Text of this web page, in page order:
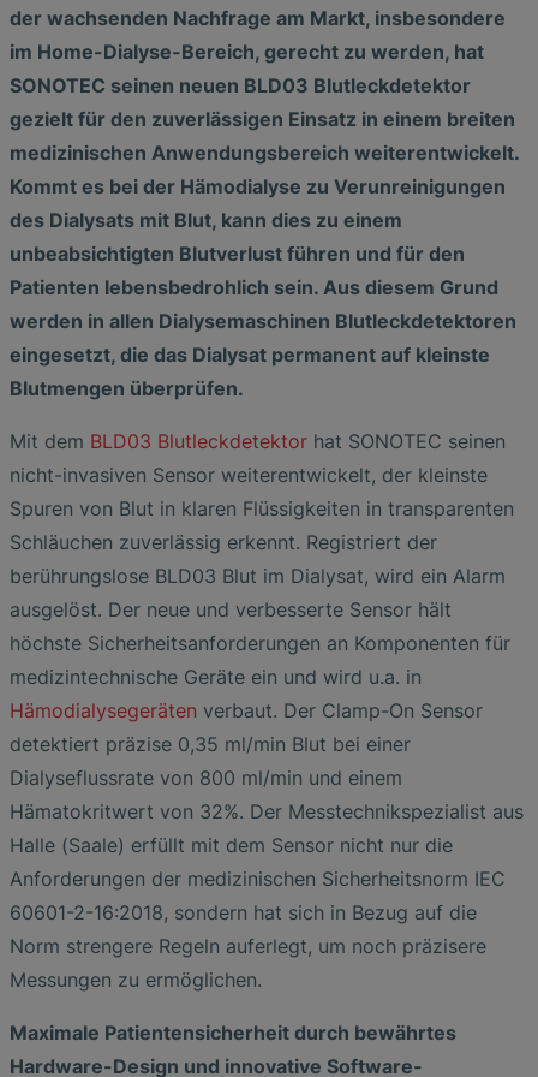
der wachsenden Nachfrage am Markt, insbesondere
im Home-Dialyse-Bereich, gerecht zu werden, hat
SONOTEC seinen neuen BLD03 Blutleckdetektor
gezielt für den zuverlässigen Einsatz in einem breiten
medizinischen Anwendungsbereich weiterentwickelt.
Kommt es bei der Hämodialyse zu Verunreinigungen
des Dialysats mit Blut, kann dies zu einem
unbeabsichtigten Blutverlust führen und für den
Patienten lebensbedrohlich sein. Aus diesem Grund
werden in allen Dialysemaschinen Blutleckdetektoren
eingesetzt, die das Dialysat permanent auf kleinste
Blutmengen überprüfen.
Mit dem BLD03 Blutleckdetektor hat SONOTEC seinen
nicht-invasiven Sensor weiterentwickelt, der kleinste
Spuren von Blut in klaren Flüssigkeiten in transparenten
Schläuchen zuverlässig erkennt. Registriert der
berührungslose BLD03 Blut im Dialysat, wird ein Alarm
ausgelöst. Der neue und verbesserte Sensor hält
höchste Sicherheitsanforderungen an Komponenten für
medizintechnische Geräte ein und wird u.a. in
Hämodialysegeräten verbaut. Der Clamp-On Sensor
detektiert präzise 0,35 ml/min Blut bei einer
Dialyseflussrate von 800 ml/min und einem
Hämatokritwert von 32%. Der Messtechnikspezialist aus
Halle (Saale) erfüllt mit dem Sensor nicht nur die
Anforderungen der medizinischen Sicherheitsnorm IEC
60601-2-16:2018, sondern hat sich in Bezug auf die
Norm strengere Regeln auferlegt, um noch präzisere
Messungen zu ermöglichen.
Maximale Patientensicherheit durch bewährtes
Hardware-Design und innovative Software-